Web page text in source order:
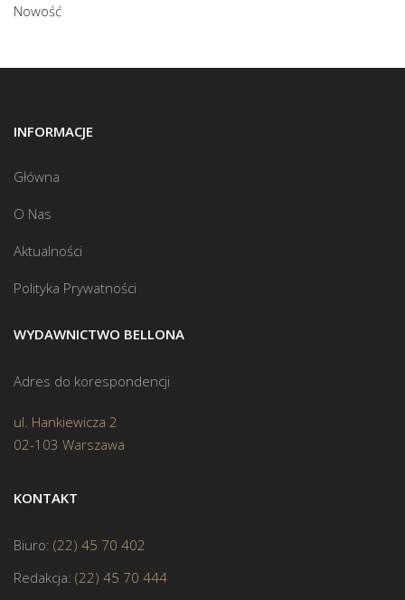
Nowość
INFORMACJE
Główna
O Nas
Aktualności
Polityka Prywatności
WYDAWNICTWO BELLONA
Adres do korespondencji
ul. Hankiewicza 2
02-103 Warszawa
KONTAKT
Biuro: (22) 45 70 402
Redakcja: (22) 45 70 444